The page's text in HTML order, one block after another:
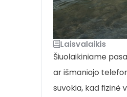
Laisvalaikis
Šiuolaikiniame
ar išmaniojo
suvokia, kad fizinė